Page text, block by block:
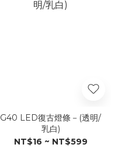
G40 LED復古燈條－(透明/
乳白)
NT$16 ~ NT$599